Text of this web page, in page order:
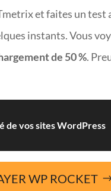
et faites un
instants. Vous
de 50 %.
de vos sites WordPress
WP ROCKET